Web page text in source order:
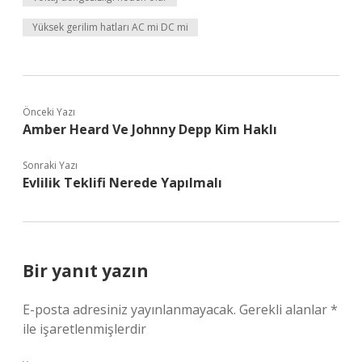
Yüksek gerilim hatları AC mi DC mi
Önceki Yazı
Amber Heard Ve Johnny Depp Kim Haklı
Sonraki Yazı
Evlilik Teklifi Nerede Yapılmalı
Bir yanıt yazın
E-posta adresiniz yayınlanmayacak. Gerekli alanlar*
ile işaretlenmişlerdir